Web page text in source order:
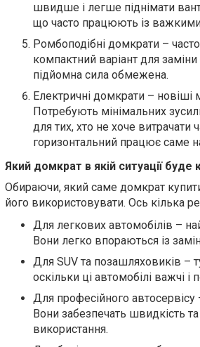
швидше і легше піднімати
що часто працюють із
Ромбоподібні домкрати –
компактний варіант для
підйомна сила обмежена.
Електричні домкрати –
Потребують мінімальних
для тих, хто не хоче витрачати
горизонтальний працює саме
Який домкрат в якій ситуації буде
Обираючи, який саме домкрат
його використовувати. Ось кілька
Для легкових автомобілів –
Вони легко впораються із
Для SUV та позашляховиків –
оскільки ці автомобілі важчі
Для професійного
Вони забезпечать швидкість
використання.